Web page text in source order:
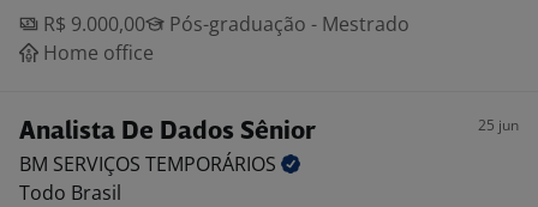
R$ 9.000,00
Pós-graduação - Mestrado
Home office
Analista De Dados Sênior 25 jun
BM SERVIÇOS TEMPORÁRIOS
Todo Brasil